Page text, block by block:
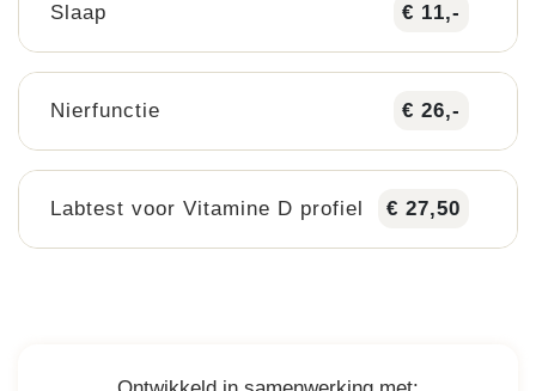
Slaap € 11,-
Nierfunctie € 26,-
Labtest voor Vitamine D profiel € 27,50